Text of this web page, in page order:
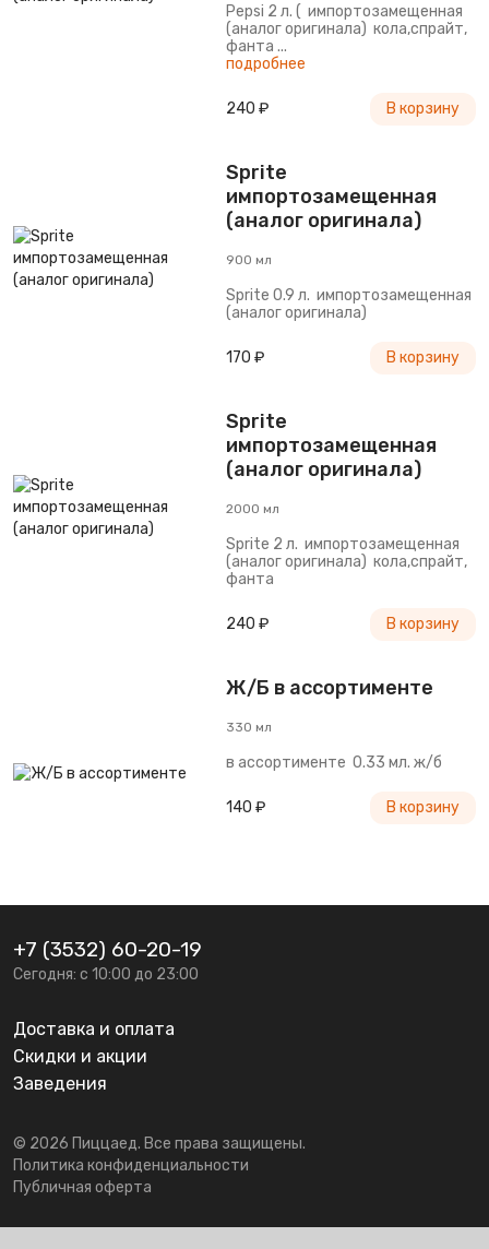
Pepsi 2 л. ( импортозамещенная
(аналог оригинала) кола,спрайт,
фанта ...
подробнее
240 ₽ В корзину
Sprite
импортозамещенная
(аналог оригинала)
900 мл
Sprite 0.9 л. импортозамещенная
(аналог оригинала)
170 ₽ В корзину
Sprite
импортозамещенная
(аналог оригинала)
2000 мл
Sprite 2 л. импортозамещенная
(аналог оригинала) кола,спрайт,
фанта
240 ₽ В корзину
Ж/Б в ассортименте
330 мл
в ассортименте 0.33 мл. ж/б
140 ₽ В корзину
+7 (3532) 60-20-19
Сегодня: с 10:00 до 23:00
Доставка и оплата
Скидки и акции
Заведения
© 2026 Пиццаед. Все права защищены.
Политика конфиденциальности
Публичная оферта